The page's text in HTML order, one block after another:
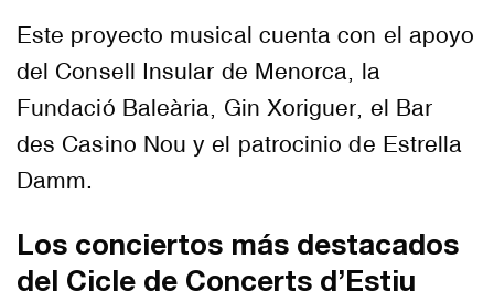
Este proyecto musical cuenta con el apoyo
del Consell Insular de Menorca, la
Fundació Baleària, Gin Xoriguer, el Bar
des Casino Nou y el patrocinio de Estrella
Damm.
Los conciertos más destacados
del Cicle de Concerts d’Estiu